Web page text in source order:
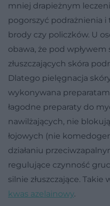
mniej drapieżnym
pogorszyć podrażnienia
brody czy policzków. U
obawa, że pod
złuszczających skóra
Dlatego pielęgnacja
wykonywana
łagodne preparaty do
nawilżających, nie
łojowych (nie
działaniu
regulujące czynność
silnie złuszczające. Takie
kwas azelainowy.